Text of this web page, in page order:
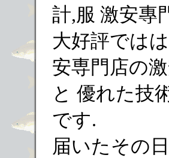
計,服 激安專
大好評では
安専門店の
と 優れた技
です.
届いたその